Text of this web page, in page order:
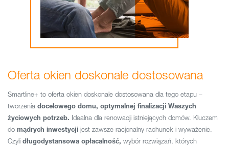
Oferta okien doskonale dostosowana
Smartline+ to oferta okien doskonale dostosowana dla tego etapu –
tworzenia docelowego domu, optymalnej finalizacji Waszych
życiowych potrzeb. Idealna dla renowacji istniejących domów. Kluczem
do mądrych inwestycji jest zawsze racjonalny rachunek i wyważenie.
Czyli długodystansowa opłacalność, wybór rozwiązań, których